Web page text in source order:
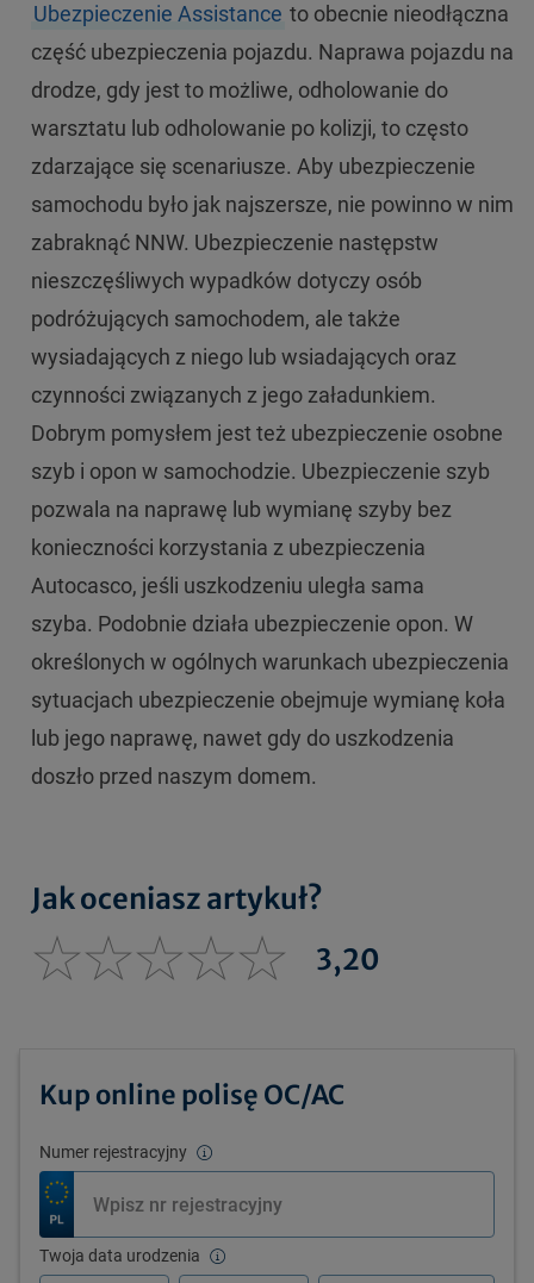
Ubezpieczenie Assistance to obecnie nieodłączna
część ubezpieczenia pojazdu. Naprawa pojazdu na
drodze, gdy jest to możliwe, odholowanie do
warsztatu lub odholowanie po kolizji, to często
zdarzające się scenariusze. Aby ubezpieczenie
samochodu było jak najszersze, nie powinno w nim
zabraknąć NNW. Ubezpieczenie następstw
nieszczęśliwych wypadków dotyczy osób
podróżujących samochodem, ale także
wysiadających z niego lub wsiadających oraz
czynności związanych z jego załadunkiem.
Dobrym pomysłem jest też ubezpieczenie osobne
szyb i opon w samochodzie. Ubezpieczenie szyb
pozwala na naprawę lub wymianę szyby bez
konieczności korzystania z ubezpieczenia
Autocasco, jeśli uszkodzeniu uległa sama
szyba. Podobnie działa ubezpieczenie opon. W
określonych w ogólnych warunkach ubezpieczenia
sytuacjach ubezpieczenie obejmuje wymianę koła
lub jego naprawę, nawet gdy do uszkodzenia
doszło przed naszym domem.
Jak oceniasz artykuł?
3,20
Kup online polisę OC/AC
Numer rejestracyjny
Twoja data urodzenia